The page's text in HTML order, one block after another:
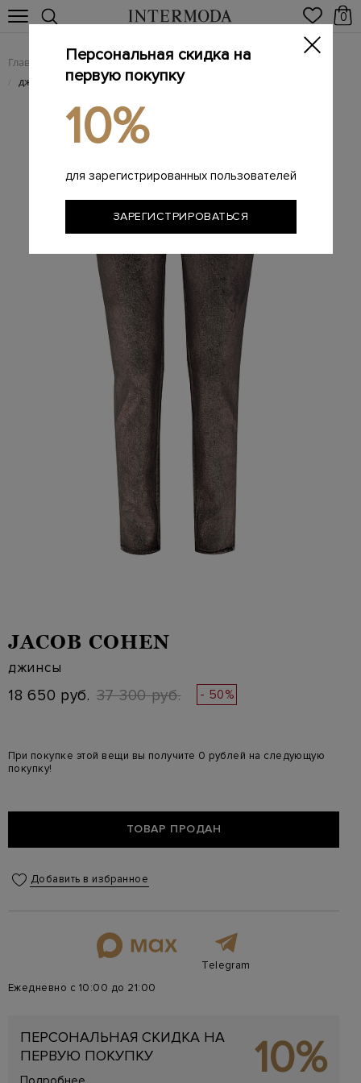
0
Главная Женщинам / Женская одежда / Женские джинсы
/ джинсы
JACOB COHEN
джинсы
18 650 руб. 37 300 руб. - 50%
При покупке этой вещи вы получите 0 рублей на следующую
покупку!
ТОВАР ПРОДАН
Добавить в избранное
Telegram
Ежедневно с 10:00 до 21:00
ПЕРСОНАЛЬНАЯ СКИДКА НА
ПЕРВУЮ ПОКУПКУ
10%
Персональная скидка на
первую покупку
10%
для зарегистрированных пользователей
ЗАРЕГИСТРИРОВАТЬСЯ